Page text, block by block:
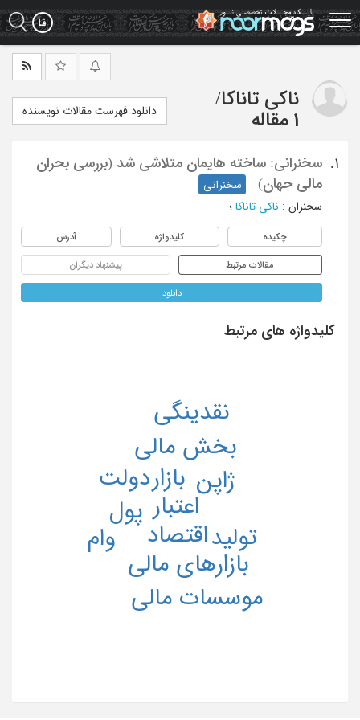
Skip
to
main
ناکی تاناکا/
1 مقاله
دانلود فهرست مقالات نویسنده
1.
سخنرانی: ساخته هایمان متلاشی شد (بررسی بحران
مالی جهان)
سخنرانی
سخنران : ناکی تاناکا ؛
چکیده کلیدواژه آدرس
مقالات مرتبط پیشنهاد دیگران
دانلود
کلیدواژه های مرتبط
اعتبار
اقتصاد
بازار
بازارهای مالی
بخش مالی
پول
تولید
دولت ژاپن
موسسات مالی
نقدینگی
وام